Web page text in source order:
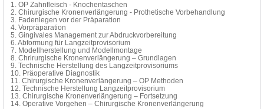
1. OP Zahnfleisch - Knochentaschen
2. Chirurgische Kronenverlängerung - Prothetische Vorbehandlung
3. Fadenlegen vor der Präparation
4. Vorpräparation
5. Gingivales Management zur Abdruckvorbereitung
6. Abformung für Langzeitprovisorium
7. Modellherstellung und Modellmontage
8. Chrirurgische Kronenverlängerung – Grundlagen
9. Technische Herstellung des Langzeitprovisoriums
10. Präoperative Diagnostik
11. Chirurgische Kronenverlängerung – OP Methoden
12. Technische Herstellung Langzeitprovisorium
13. Chirurgische Kronenverlängerung – Fortsetzung
14. Operative Vorgehen – Chirurgische Kronenverlängerung